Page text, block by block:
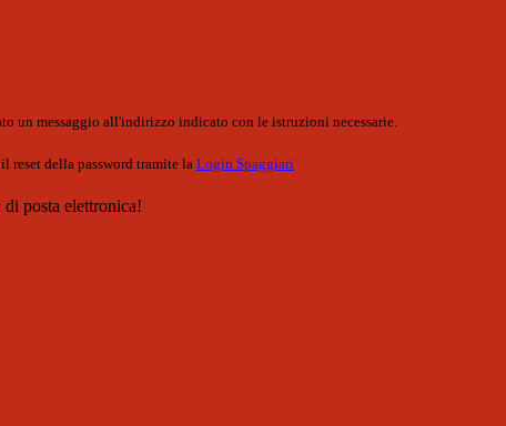
un messaggio all'indirizzo indicato con le istruzioni necessarie.
reset della password tramite la Login Spaggiari
posta elettronica!